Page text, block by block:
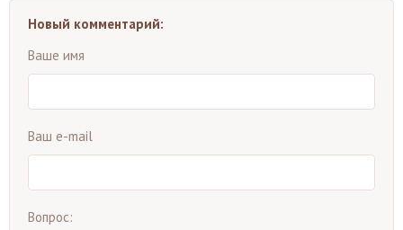
Новый комментарий:
Ваше имя
Ваш e-mail
Вопрос: